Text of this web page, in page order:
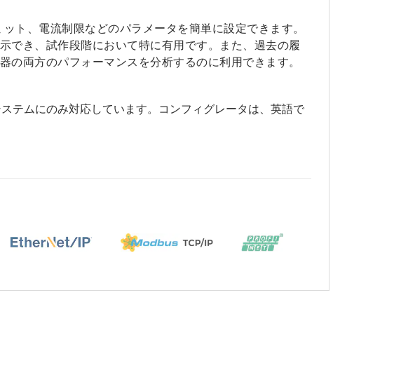
、電流制限などのパラメータを簡単に設定できます。
でき、試作段階において特に有用です。また、過去の履
両方のパフォーマンスを分析するのに利用できます。
ムにのみ対応しています。コンフィグレータは、英語で